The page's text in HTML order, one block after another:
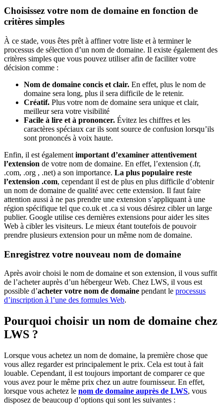
Choisissez votre nom de domaine en fonction de
critères simples
À ce stade, vous êtes prêt à affiner votre liste et à terminer le
processus de sélection d’un nom de domaine. Il existe également des
critères simples que vous pouvez utiliser afin de faciliter votre
décision comme :
Nom de domaine concis et clair. En effet, plus le nom de
domaine sera long, plus il sera difficile de le retenir.
Créatif. Plus votre nom de domaine sera unique et clair,
meilleur sera votre visibilité
Facile à lire et à prononcer. Évitez les chiffres et les
caractères spéciaux car ils sont source de confusion lorsqu’ils
sont prononcés à voix haute.
Enfin, il est également important d’examiner attentivement
l’extension de votre nom de domaine. En effet, l’extension (.fr,
.com, .org , .net) a son importance. La plus populaire reste
l’extension .com, cependant il est de plus en plus difficile d’obtenir
un nom de domaine de qualité avec cette extension. Il faut faire
attention aussi à ne pas prendre une extension s’appliquant à une
région spécifique tel que co.uk et .ca si vous désirez cibler un large
publier. Google utilise ces dernières extensions pour aider les sites
Web à cibler les visiteurs. Le mieux étant toutefois de pouvoir
prendre plusieurs extension pour un même nom de domaine.
Enregistrez votre nouveau nom de domaine
Après avoir choisi le nom de domaine et son extension, il vous suffit
de l’acheter auprès d’un hébergeur Web. Chez LWS, il vous est
possible d’acheter votre nom de domaine pendant le processus
d’inscription à l’une des formules Web.
Pourquoi choisir un nom de domaine chez
LWS ?
Lorsque vous achetez un nom de domaine, la première chose que
vous allez regarder est principalement le prix. Cela est tout à fait
louable. Cependant, il est toujours important de comparer ce que
vous avez pour le même prix chez un autre fournisseur. En effet,
lorsque vous achetez le nom de domaine auprès de LWS, vous
disposez de beaucoup d’options qui sont les suivantes :